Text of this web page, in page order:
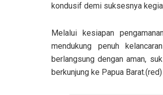
kondusif demi suksesnya
Melalui kesiapan
mendukung penuh
berlangsung dengan aman,
berkunjung ke Papua Barat.(red)